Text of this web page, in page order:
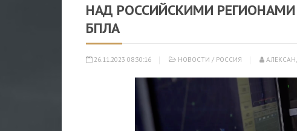
НАД РОССИЙСКИМИ
БПЛА
26.11.2023 08:30:16 НОВОСТИ / РОССИЯ